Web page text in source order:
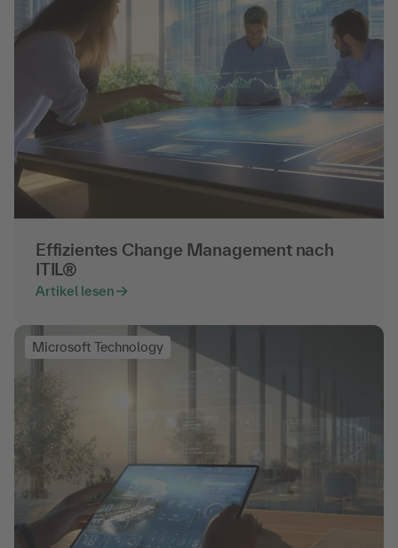
Effizientes Change Management nach
ITIL®
Artikel lesen
Microsoft Technology